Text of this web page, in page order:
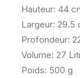
Hauteur: 44
Largeur: 29.5
Profondeur:
Volume: 27
Poids: 500 g